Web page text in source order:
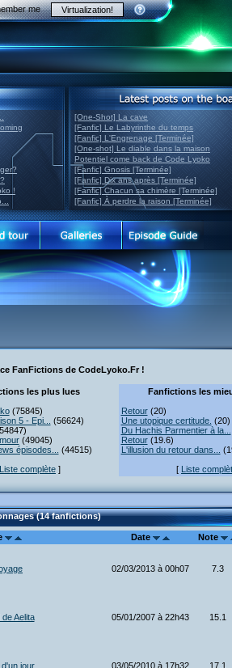
me
!
[One-Shot] La cave
[Fanfic] Le Labyrinthe du temps
[Fanfic] L'Engrenage [Terminée]
[One-shot] Le diable dans la maison
Potentiel come back de Code Lyoko
[Fanfic] Gnosis [Terminée]
[Fanfic] Dix ans après [Terminée]
[Fanfic] Chacun sa chimère [Terminée]
[Fanfic] À perdre la raison [Terminée]
FanFictions de CodeLyoko.Fr !
les plus lues
(75845)
5 - Epi...
(56624)
(49045)
épisodes...
(44515)
Liste complète ]
Fanfictions les
Retour(20)
Une utopique certitude. (20)
Du Hachis Parmentier à la...
Retour(19.6)
L'illusion du retour dans...
[ Liste
(14 fanfictions)
Date Note
02/03/2013 à 00h07 7.3
de Aelita 05/01/2007 à 22h43 15.1
jour 03/05/2010 à 17h32 17.1